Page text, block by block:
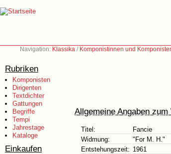
Navigation: Klassika / Komponistinnen und
Rubriken
Komponisten
Dirigenten
Textdichter
Gattungen
Begriffe
Tempi
Jahrestage
Kataloge
Einkaufen
Allgemeine Angaben
Titel:
Fancie
Widmung:
"For M. H."
Entstehungszeit: 1961